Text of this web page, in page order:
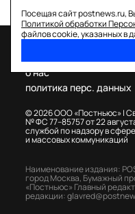
Посещая сайт postnews.ru,
Политикой обработки
файлов cookie, указанных в
© 2026 ООО «Постньюс» |
№ ФС 77–85757 от 22
службой по надзору в
и массовых коммуникаций
о нас
политика перс. данных
Наименование издания:
город Москва, Бумажный
«Постньюс» Главный
редакции: